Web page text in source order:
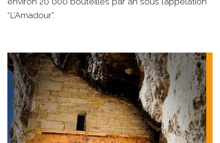
“L’Amadour”.